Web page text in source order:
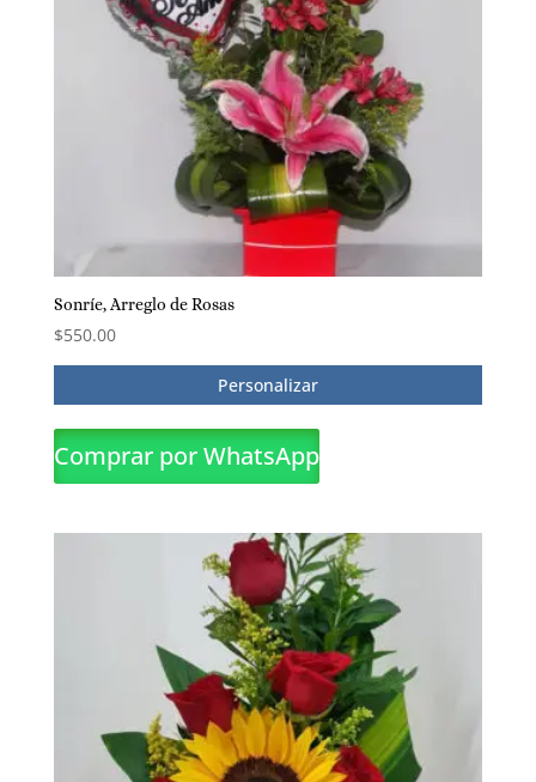
Sonríe, Arreglo de Rosas
$550.00
Personalizar
Comprar por WhatsApp